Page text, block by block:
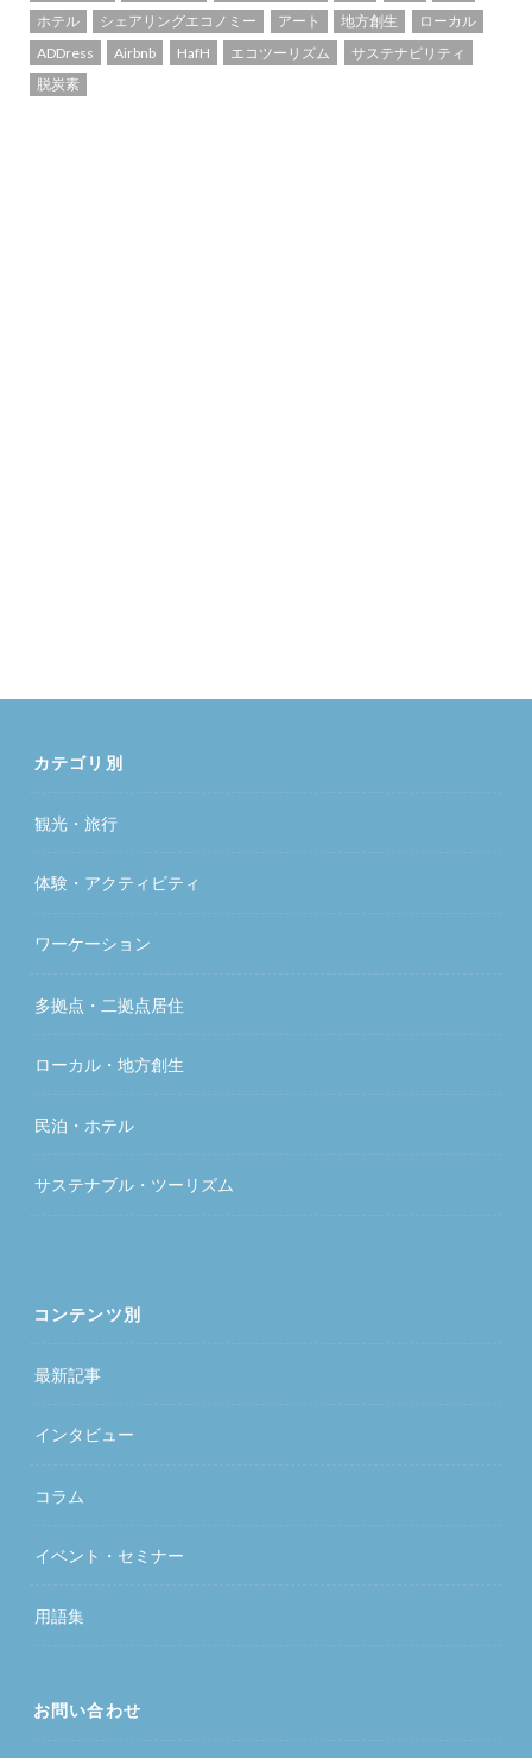
ホテル
シェアリングエコノミー アート 地方創生
ローカル
ADDress
Airbnb HafH エコツーリズム
サステナビリティ
脱炭素
カテゴリ別
観光・旅行
体験・アクティビティ
ワーケーション
多拠点・二拠点居住
ローカル・地方創生
民泊・ホテル
サステナブル・ツーリズム
コンテンツ別
最新記事
インタビュー
コラム
イベント・セミナー
用語集
お問い合わせ